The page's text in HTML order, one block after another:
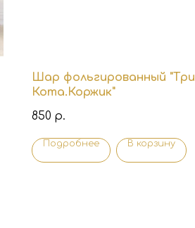
Шар фольгированный "Три
Кота.Коржик"
850 р.
Подробнее В корзину